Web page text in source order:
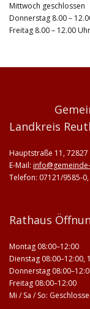
Mittwoch geschlossen
Donnerstag 8.00 –
Freitag 8.00 – 12.00 Uhr
Landkreis
Hauptstraße 11, 72827
E-Mail:
Telefon: 07121/9585-0,
Rathaus
Montag 08:00–12:00
Dienstag 08:00–12:00,
Donnerstag
Freitag 08:00–12:00
Mi / Sa / So: